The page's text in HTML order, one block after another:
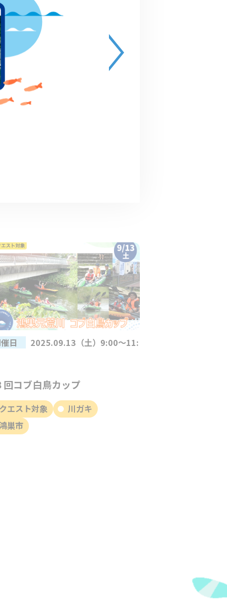
日 2025.09.13（土）9:00～11:
回コブ白鳥カップ
エスト対象
川ガキ
巣市